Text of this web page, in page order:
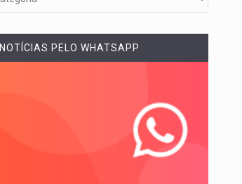
NOTÍCIAS PELO WHATSAPP